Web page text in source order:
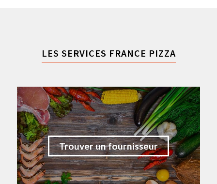
LES SERVICES FRANCE PIZZA
Trouver un fournisseur